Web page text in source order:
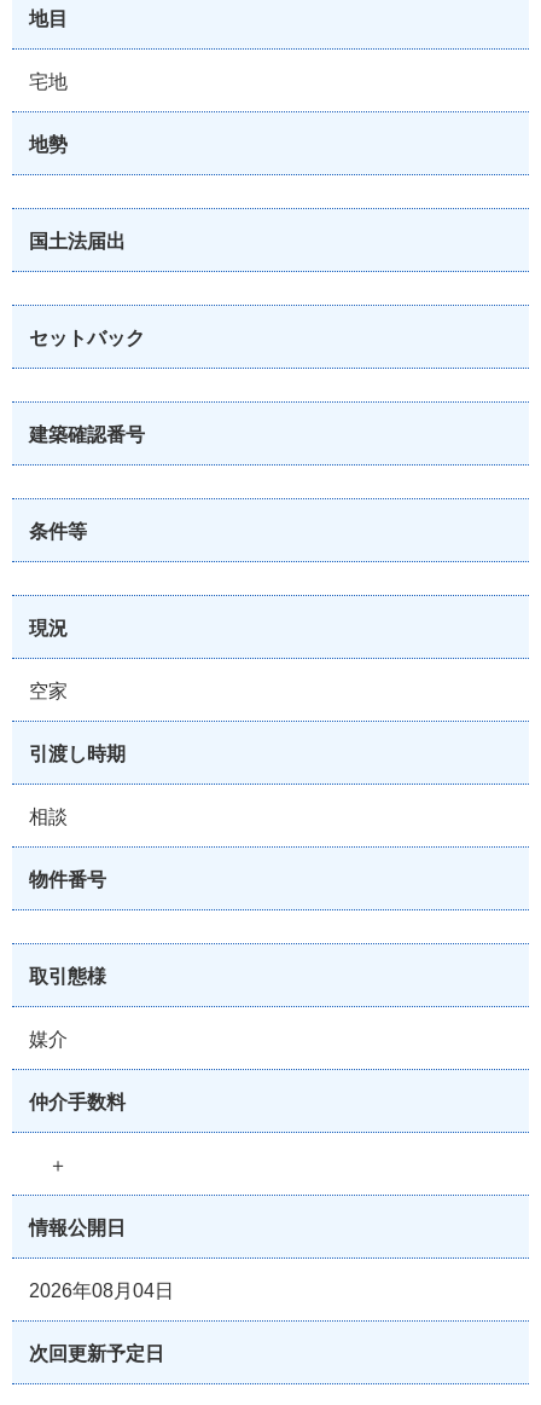
地目
宅地
地勢
国土法届出
セットバック
建築確認番号
条件等
現況
空家
引渡し時期
相談
物件番号
取引態様
媒介
仲介手数料
＋
情報公開日
2026年08月04日
次回更新予定日